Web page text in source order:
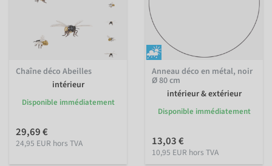
Chaîne déco Abeilles
intérieur
Disponible immédiatement
29,69 €
24,95 EUR hors TVA
Anneau déco en métal, noir
Ø 80 cm
intérieur & extérieur
Disponible immédiatement
13,03 €
10,95 EUR hors TVA